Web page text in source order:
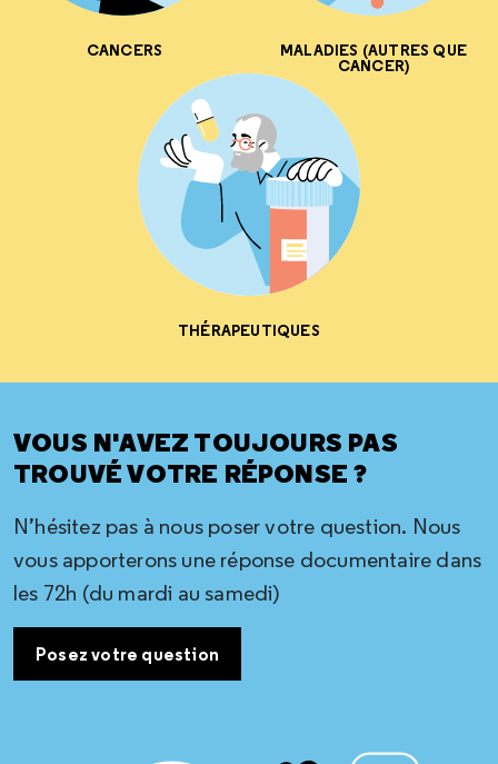
CANCERS MALADIES (AUTRES QUE
CANCER)
THÉRAPEUTIQUES
VOUS N'AVEZ TOUJOURS PAS
TROUVÉ VOTRE RÉPONSE ?
N’hésitez pas à nous poser votre question. Nous
vous apporterons une réponse documentaire dans
les 72h (du mardi au samedi)
Posez votre question